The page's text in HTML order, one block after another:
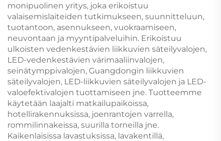
monipuolinen yritys, joka erikoistuu
valaisemislaiteiden tutkimukseen, suunnitteluun,
tuotantoon, asennukseen, vuokraamiseen,
neuvontaan ja myyntipalveluihin. Erikoistuu
ulkoisten vedenkestävien liikkuvien säteilyvalojen,
LED-vedenkestävien värimaaliinvalojen,
seinätymppivalojen, Guangdongin liikkuvien
säteilyvalojen, LED-liikkuvien säteilyvalojen ja LED-
valoefektivalojen tuottamiseen jne. Tuotteemme
käytetään laajalti matkailupaikoissa,
hotellirakennuksissa, joenrantojen varrella,
rommilinnakeissa, suurilla torneilla jne.
Kaikenlaisissa lavastuksissa, lavakentillä,